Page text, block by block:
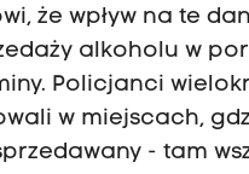
że wpływ na te
alkoholu w
Policjanci
w miejscach,
- tam